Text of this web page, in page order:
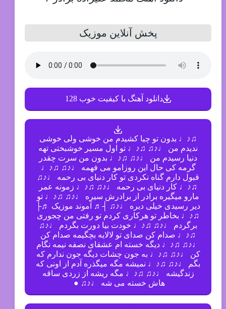
پخش آنلاین موزیک
دانلود آهنگ با کیفیت خوب 128
♫♪♩ بدون تو چیا کشیدم من خوشی ولی خوشی
ندیدم من ♩♪♫ ♫♪♩ تو اول مسیر خوشبختی تهه
دنیا رسیدم من ♩♪♫ ♫♪♩ بدون من سرت چقدر
گرمه کی حال این روزامو می فهمه ♩♪♫ ♫♪♩
قبول دارم گناه نکردی تو کار دنیای بی رحمه ♩♪♫
♫♪♩ کار دنیای بی رحمه ♩♪♫ ♫♪♩ زمونه عمر
مارو میگیره برادر از برادرش سیره ♩♪♫ ♫♪♩ تو
دیر رسیدی خیلی دیره ♩♪♫ ┤♬ آموند موزیک ♬├
♫♪♩ بخاطر تو هرکاری کردم تو رفتی من چجوری
برگردم ♩♪♫ ♫♪♩ خودت بیا دورت بگردم ♩♪♫
♫♪♩ صدام کن صدای تو لالایه بچگیمه صدام کن
♩♪♫ ♫♪♩ دیگه خسته ام عشقای نصفه نیمه نگام
کن ♩♪♫ ♫♪♩ به جون چشات دیگه جون ندارم که
بگم ♩♪♫ ♫♪♩ نمیشه مگه میگذره آدم از اونی که
زندگیشه ♩♪♫ ♫♪♩ مگه ریشه از زردی ساقه
هاش خسته می شه ♩♪♫ ●